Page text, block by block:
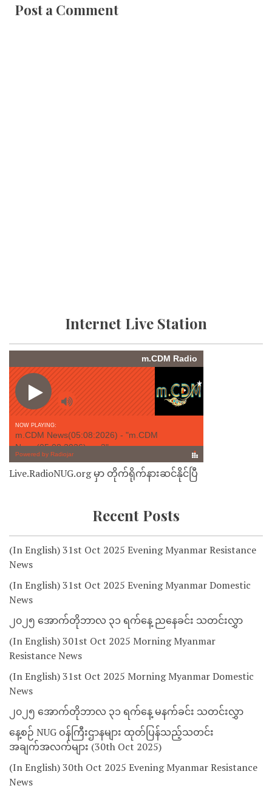
Post a Comment
Internet Live Station
Live.RadioNUG.org မှာ တိုက်ရိုက်နားဆင်နိုင်ပြီ
Recent Posts
(In English) 31st Oct 2025 Evening Myanmar Resistance
News
(In English) 31st Oct 2025 Evening Myanmar Domestic
News
၂၀၂၅ အောက်တိုဘာလ ၃၁ ရက်နေ့ ညနေခင်း သတင်းလွှာ
(In English) 301st Oct 2025 Morning Myanmar
Resistance News
(In English) 31st Oct 2025 Morning Myanmar Domestic
News
၂၀၂၅ အောက်တိုဘာလ ၃၁ ရက်နေ့ မနက်ခင်း သတင်းလွှာ
နေ့စဉ် NUG ဝန်ကြီးဌာနများ ထုတ်ပြန်သည့်သတင်း
အချက်အလက်များ (30th Oct 2025)
(In English) 30th Oct 2025 Evening Myanmar Resistance
News